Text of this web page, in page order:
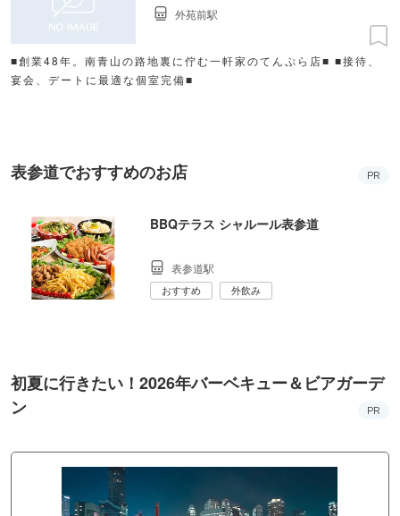
■創業48年。南青山の路地裏に佇む一軒家のてんぷら店■ ■接待、
宴会、デートに最適な個室完備■
外苑前駅
表参道でおすすめのお店 PR
BBQテラス シャルール表参道
表参道駅
おすすめ 外飲み
初夏に行きたい！2026年バーベキュー＆ビアガーデ
ン
PR